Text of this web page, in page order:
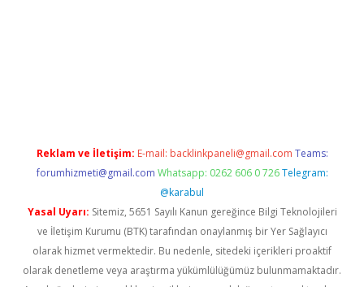
Reklam ve İletişim: E-mail: backlinkpaneli@gmail.com Teams:
forumhizmeti@gmail.com Whatsapp: 0262 606 0 726 Telegram:
@karabul
Yasal Uyarı: Sitemiz, 5651 Sayılı Kanun gereğince Bilgi Teknolojileri
ve İletişim Kurumu (BTK) tarafından onaylanmış bir Yer Sağlayıcı
olarak hizmet vermektedir. Bu nedenle, sitedeki içerikleri proaktif
olarak denetleme veya araştırma yükümlülüğümüz bulunmamaktadır.